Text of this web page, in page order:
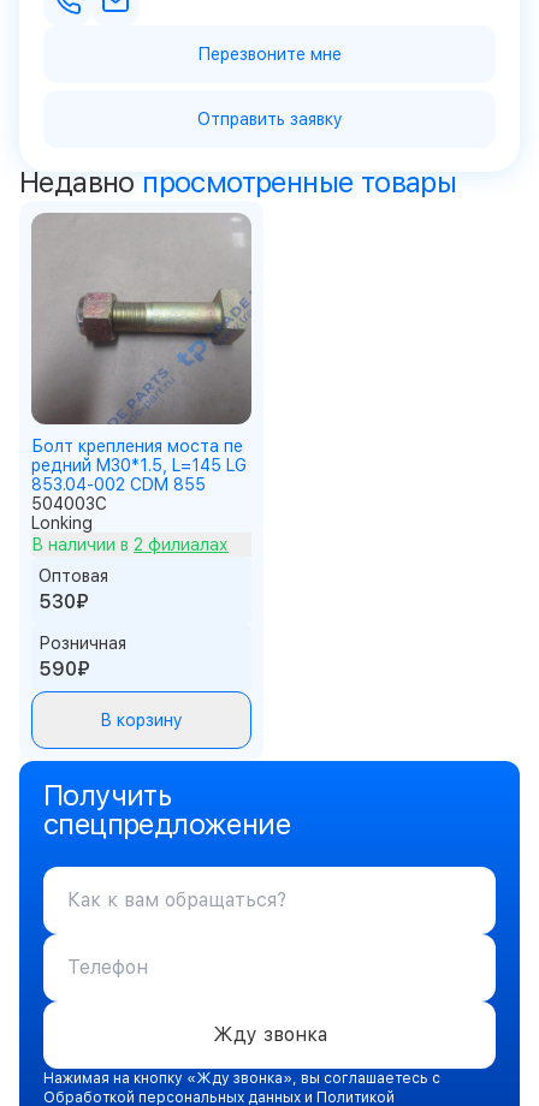
Перезвоните мне
Отправить заявку
Недавно просмотренные товары
Болт крепления моста пе
редний M30*1.5, L=145 LG
853.04-002 CDM 855
504003C
Lonking
В наличии в 2 филиалах
Оптовая
530₽
Розничная
590₽
В корзину
Получить
спецпредложение
Жду звонка
Нажимая на кнопку «Жду звонка», вы соглашаетесь с
Обработкой персональных данных и Политикой